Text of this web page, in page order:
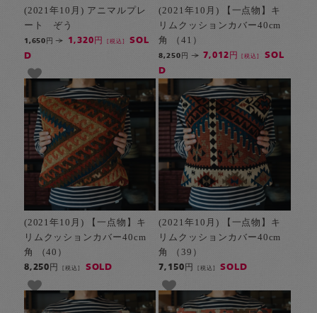
(2021年10月) アニマルプレ
ート ぞう
1,650円 1,320円[税込]
SOL
D
(2021年10月) 【一点物】キ
リムクッションカバー40cm
角 （41）
8,250円 7,012円[税込]
SOL
D
(2021年10月) 【一点物】キ
リムクッションカバー40cm
角 （40）
8,250円[税込] SOLD
(2021年10月) 【一点物】キ
リムクッションカバー40cm
角 （39）
7,150円 [税込] SOLD